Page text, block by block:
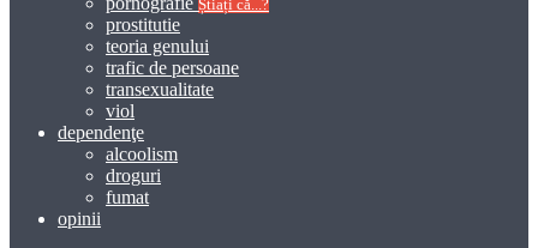
Știați că...?
prostitutie
teoria genului
trafic de persoane
transexualitate
viol
dependenţe
alcoolism
droguri
fumat
opinii